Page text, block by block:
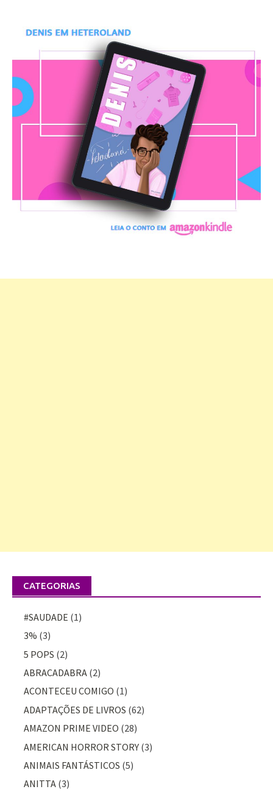
CATEGORIAS
#SAUDADE (1)
3% (3)
5 POPS (2)
ABRACADABRA (2)
ACONTECEU COMIGO (1)
ADAPTAÇÕES DE LIVROS (62)
AMAZON PRIME VIDEO (28)
AMERICAN HORROR STORY (3)
ANIMAIS FANTÁSTICOS (5)
ANITTA (3)